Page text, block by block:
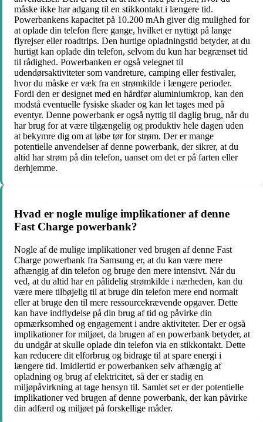
måske ikke har adgang til en stikkontakt i længere tid.
Powerbankens kapacitet på 10.200 mAh giver dig mulighed for
at oplade din telefon flere gange, hvilket er nyttigt på lange
flyrejser eller roadtrips. Den hurtige opladningstid betyder, at du
hurtigt kan oplade din telefon, selvom du kun har begrænset tid
til rådighed. Powerbanken er også velegnet til
udendørsaktiviteter som vandreture, camping eller festivaler,
hvor du måske er væk fra en strømkilde i længere perioder.
Fordi den er designet med en hårdfør aluminiumkrop, kan den
modstå eventuelle fysiske skader og kan let tages med på
eventyr. Denne powerbank er også nyttig til daglig brug, når du
har brug for at være tilgængelig og produktiv hele dagen uden
at bekymre dig om at løbe tør for strøm. Der er mange
potentielle anvendelser af denne powerbank, der sikrer, at du
altid har strøm på din telefon, uanset om det er på farten eller
derhjemme.
Hvad er nogle mulige implikationer af denne
Fast Charge powerbank?
Nogle af de mulige implikationer ved brugen af denne Fast
Charge powerbank fra Samsung er, at du kan være mere
afhængig af din telefon og bruge den mere intensivt. Når du
ved, at du altid har en pålidelig strømkilde i nærheden, kan du
være mere tilbøjelig til at bruge din telefon mere end normalt
eller at bruge den til mere ressourcekrævende opgaver. Dette
kan have indflydelse på din brug af tid og påvirke din
opmærksomhed og engagement i andre aktiviteter. Der er også
implikationer for miljøet, da brugen af ​​en powerbank betyder, at
du undgår at skulle oplade din telefon via en stikkontakt. Dette
kan reducere dit elforbrug og bidrage til at spare energi i
længere tid. Imidlertid er powerbanken selv afhængig af
opladning og brug af elektricitet, så der er stadig en
miljøpåvirkning at tage hensyn til. Samlet set er der potentielle
implikationer ved brugen af denne powerbank, der kan påvirke
din adfærd og miljøet på forskellige måder.